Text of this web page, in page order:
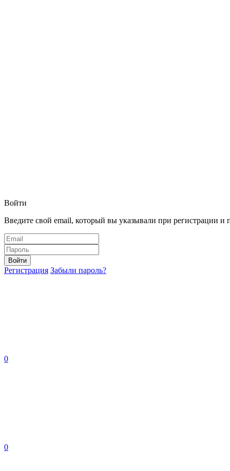
Войти
Введите свой email, который вы указывали при регистрации и
Войти
Регистрация Забыли пароль?
0
0